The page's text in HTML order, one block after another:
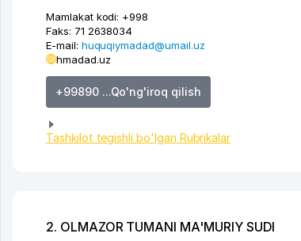
Mamlakat kodi: +998
Faks: 71 2638034
E-mail: huquqiymadad@umail.uz
hmadad.uz
+99890 ...Qo'ng'iroq qilish
Tashkilot tegishli bo'lgan Rubrikalar
2. OLMAZOR TUMANI MA'MURIY SUDI